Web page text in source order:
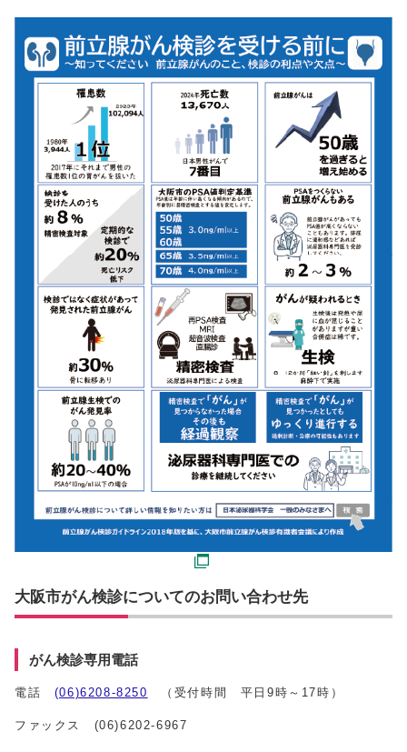
大阪市がん検診についてのお問い合わせ先
がん検診専用電話
電話 (06)6208-8250 （受付時間 平日9時～17時）
ファックス (06)6202-6967